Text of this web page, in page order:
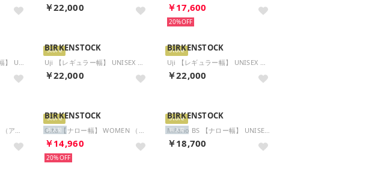
￥22,000 ￥17,600
20%
Boston BS 【レギュラー幅】 UNISEX （ミンク）
Store
BIRKENSTOCK
Uji 【レギュラー幅】 UNISEX （トープ）
￥22,000
Store
BIRKENSTOCK
Uji 【レギュラー幅】 UNISEX （ブラック）
￥22,000
Uji 【ナロー幅】 UNISEX （アンティークホワイト）
Store
BIRKENSTOCK
Oita 【ナロー幅】 WOMEN （モダンスエードアンティークホワイト）
￥14,960
再入荷
20%
Store
BIRKENSTOCK
Milano BS 【ナロー幅】 UNISEX （ハバナ）
￥18,700
再入荷